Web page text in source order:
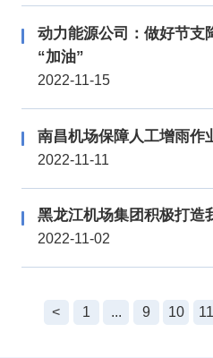
动力能源公司：做好节支
“加油”
2022-11-15
南昌机场保障人工增雨作
2022-11-11
黑龙江机场集团积极打造
2022-11-02
< 1 ... 9 10 11